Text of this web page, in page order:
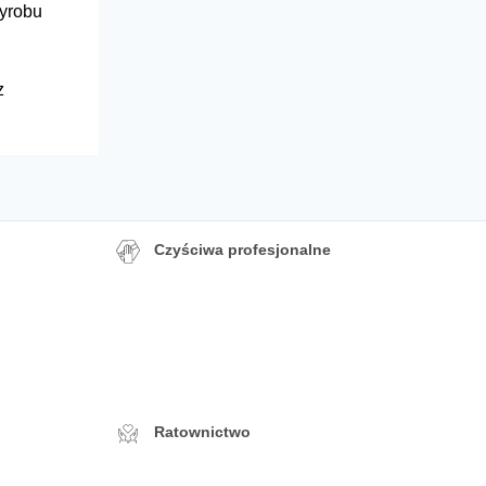
Czyściwa profesjonalne
Ratownictwo